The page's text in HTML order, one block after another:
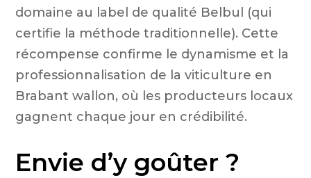
domaine au label de qualité Belbul (qui
certifie la méthode traditionnelle). Cette
récompense confirme le dynamisme et la
professionnalisation de la viticulture en
Brabant wallon, où les producteurs locaux
gagnent chaque jour en crédibilité.
Envie d’y goûter ?